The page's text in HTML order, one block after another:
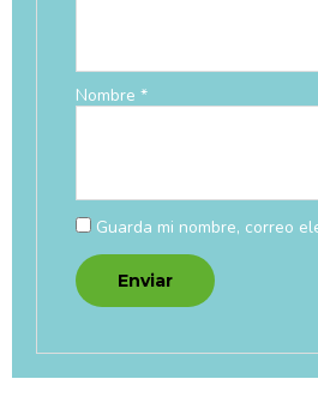
Nombre *
Guarda mi nombre, correo